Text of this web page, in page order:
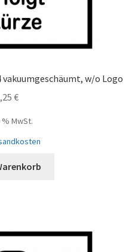
vakuumgeschäumt, w/o Logo
€
% MwSt.